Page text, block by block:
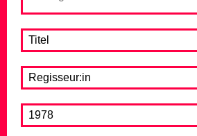
Titel
Regisseur:in
1978